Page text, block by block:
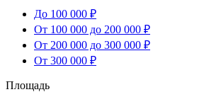
До 100 000 ₽
От 100 000 до 200 000 ₽
От 200 000 до 300 000 ₽
От 300 000 ₽
Площадь